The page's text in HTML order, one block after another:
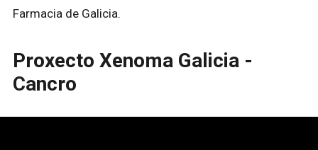
Farmacia de Galicia.
Proxecto Xenoma Galicia -
Cancro